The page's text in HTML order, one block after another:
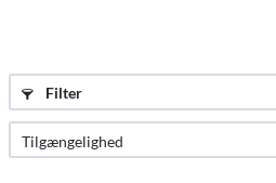
Filter